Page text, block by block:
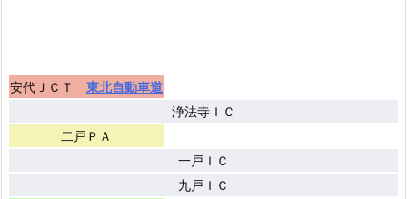
安代ＪＣＴ 東北自動車道
浄法寺ＩＣ
二戸ＰＡ
一戸ＩＣ
九戸ＩＣ